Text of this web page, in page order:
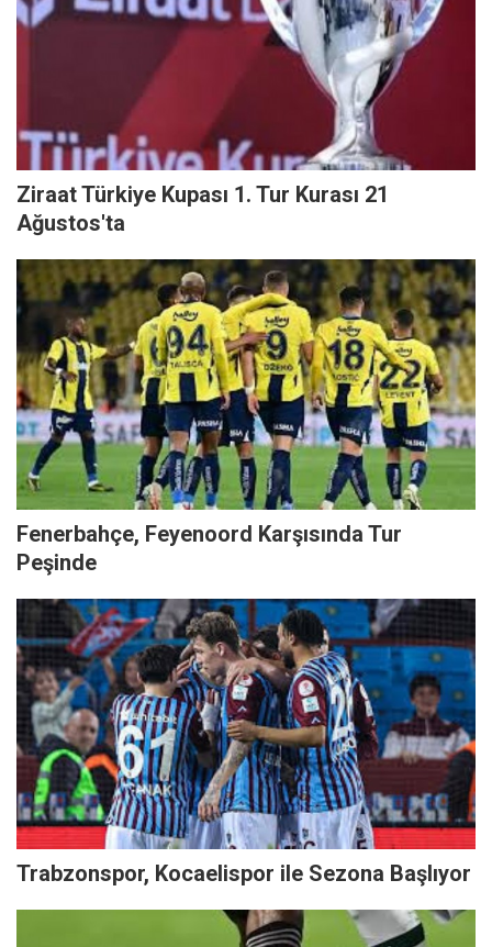
Ziraat Türkiye Kupası 1. Tur Kurası 21
Ağustos'ta
Fenerbahçe, Feyenoord Karşısında Tur
Peşinde
Trabzonspor, Kocaelispor ile Sezona Başlıyor